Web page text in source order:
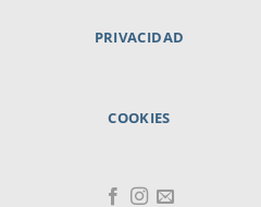
PRIVACIDAD
COOKIES